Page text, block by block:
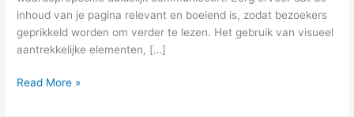
inhoud van je pagina relevant en boeiend is, zodat bezoekers
geprikkeld worden om verder te lezen. Het gebruik van visueel
aantrekkelijke elementen, […]
Read More »